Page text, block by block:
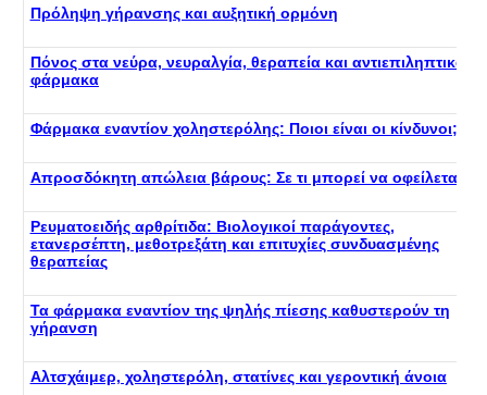
Πρόληψη γήρανσης και αυξητική ορμόνη
Πόνος στα νεύρα, νευραλγία, θεραπεία και αντιεπιληπτικά
φάρμακα
Φάρμακα εναντίον χοληστερόλης: Ποιοι είναι οι κίνδυνοι;
Απροσδόκητη απώλεια βάρους: Σε τι μπορεί να οφείλεται;
Ρευματοειδής αρθρίτιδα: Βιολογικοί παράγοντες,
ετανερσέπτη, μεθοτρεξάτη και επιτυχίες συνδυασμένης
θεραπείας
Τα φάρμακα εναντίον της ψηλής πίεσης καθυστερούν τη
γήρανση
Αλτσχάιμερ, χοληστερόλη, στατίνες και γεροντική άνοια